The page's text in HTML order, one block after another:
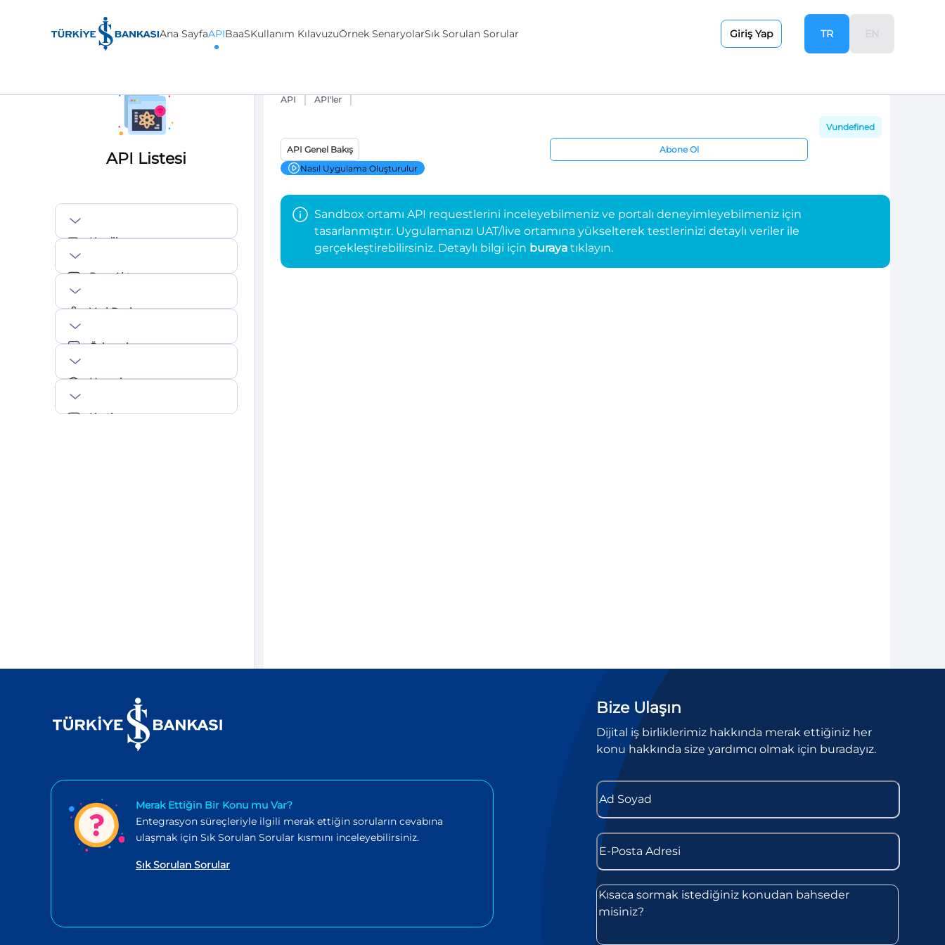
Ana SayfaAPIBaaSKullanım KılavuzuÖrnek SenaryolarSık Sorulan Sorular Giriş Yap TR
API Listesi
Krediler
Para Aktarma
Veri Paylaşımı
Ödemeler
Hesaplar
Kartlar
API API'ler
Vundefined
API Genel Bakış
Abone Ol
Nasıl Uygulama Oluşturulur
Sandbox ortamı API requestlerini inceleyebilmeniz ve portalı deneyimleyebilmeniz için
tasarlanmıştır. Uygulamanızı UAT/live ortamına yükselterek testlerinizi detaylı veriler ile
gerçekleştirebilirsiniz. Detaylı bilgi için buraya tıklayın.
Merak Ettiğin Bir Konu mu Var?
Entegrasyon süreçleriyle ilgili merak ettiğin soruların cevabına
ulaşmak için Sık Sorulan Sorular kısmını inceleyebilirsiniz.
Sık Sorulan Sorular
Bize Ulaşın
Dijital iş birliklerimiz hakkında merak ettiğiniz her
konu hakkında size yardımcı olmak için buradayız.